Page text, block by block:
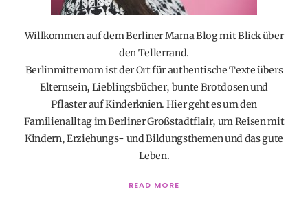
Willkommen auf dem Berliner Mama Blog mit Blick über
den Tellerrand.
Berlinmittemom ist der Ort für authentische Texte übers
Elternsein, Lieblingsbücher, bunte Brotdosen und
Pflaster auf Kinderknien. Hier geht es um den
Familienalltag im Berliner Großstadtflair, um Reisen mit
Kindern, Erziehungs- und Bildungsthemen und das gute
Leben.
READ MORE